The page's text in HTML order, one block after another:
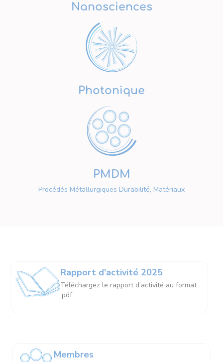
Nanosciences
Photonique
PMDM
Procédés Métallurgiques Durabilité, Matériaux
Rapport d'activité 2025
Téléchargez le rapport d’activité au format
.pdf
Membres